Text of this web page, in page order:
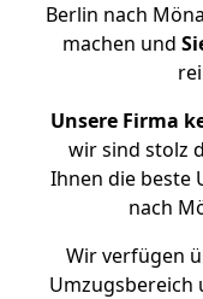
Berlin nach
machen und
Unsere Firma
wir sind stolz
Ihnen die beste
nach
Wir verfügen
Umzugsbereich